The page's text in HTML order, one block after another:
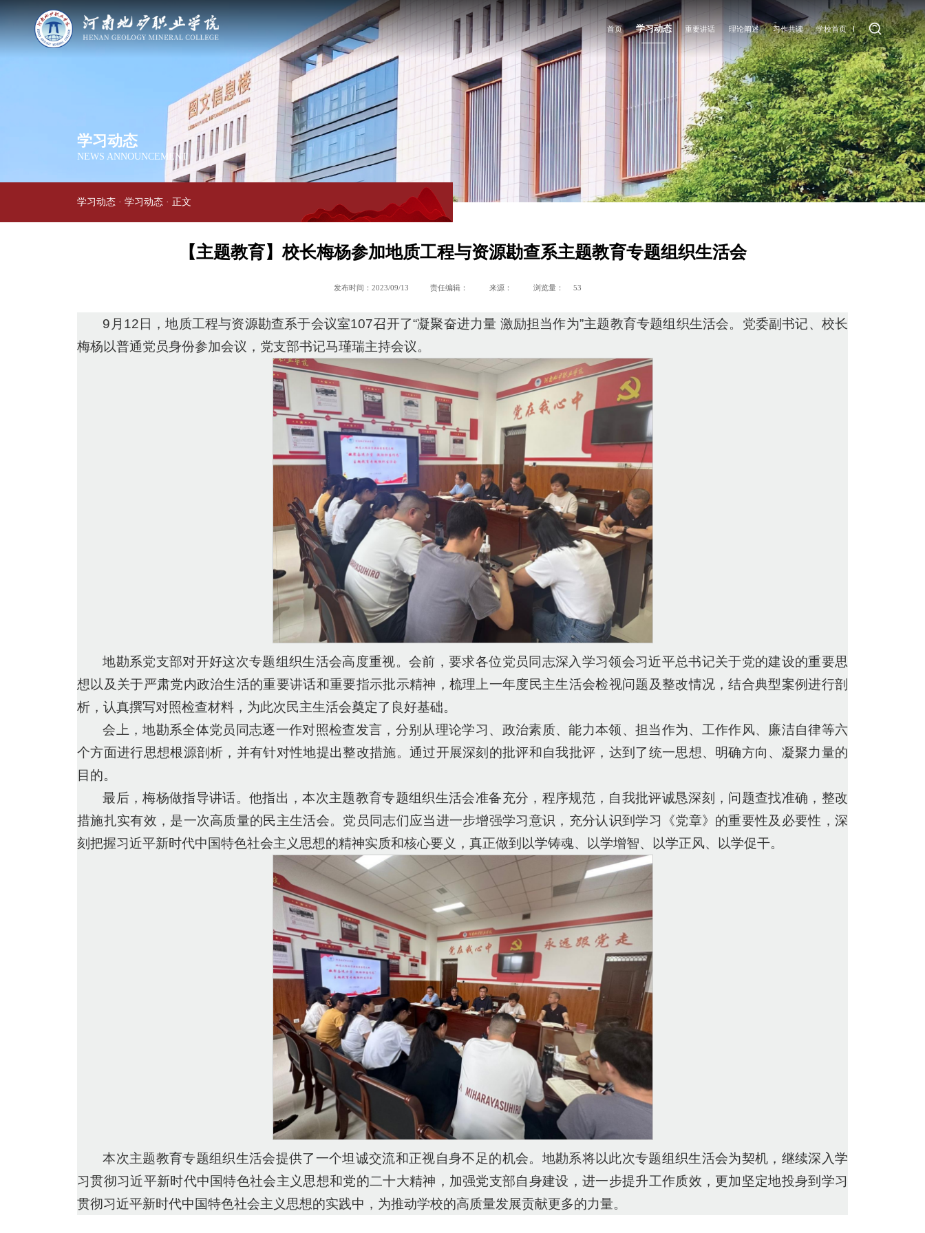
首页 学习动态 重要讲话 理论阐述
理论阐述
习作共读
习作共读
学校首页
学习动态
NEWS ANNOUNCEMENT
学习动态 · 学习动态 · 正文
【主题教育】校长梅杨参加地质工程与资源勘查系主题教育专题组织生活会
发布时间：2023/09/13 责任编辑： 来源： 浏览量： 53
9月12日，地质工程与资源勘查系于会议室107召开了“凝聚奋进力量 激励担当作为”主题教育专题组织生活会。党委副书记、校长
梅杨以普通党员身份参加会议，党支部书记马瑾瑞主持会议。
地勘系党支部对开好这次专题组织生活会高度重视。会前，要求各位党员同志深入学习领会习近平总书记关于党的建设的重要思
想以及关于严肃党内政治生活的重要讲话和重要指示批示精神，梳理上一年度民主生活会检视问题及整改情况，结合典型案例进行剖
析，认真撰写对照检查材料，为此次民主生活会奠定了良好基础。
会上，地勘系全体党员同志逐一作对照检查发言，分别从理论学习、政治素质、能力本领、担当作为、工作作风、廉洁自律等六
个方面进行思想根源剖析，并有针对性地提出整改措施。通过开展深刻的批评和自我批评，达到了统一思想、明确方向、凝聚力量的
目的。
最后，梅杨做指导讲话。他指出，本次主题教育专题组织生活会准备充分，程序规范，自我批评诚恳深刻，问题查找准确，整改
措施扎实有效，是一次高质量的民主生活会。党员同志们应当进一步增强学习意识，充分认识到学习《党章》的重要性及必要性，深
刻把握习近平新时代中国特色社会主义思想的精神实质和核心要义，真正做到以学铸魂、以学增智、以学正风、以学促干。
本次主题教育专题组织生活会提供了一个坦诚交流和正视自身不足的机会。地勘系将以此次专题组织生活会为契机，继续深入学
习贯彻习近平新时代中国特色社会主义思想和党的二十大精神，加强党支部自身建设，进一步提升工作质效，更加坚定地投身到学习
贯彻习近平新时代中国特色社会主义思想的实践中，为推动学校的高质量发展贡献更多的力量。